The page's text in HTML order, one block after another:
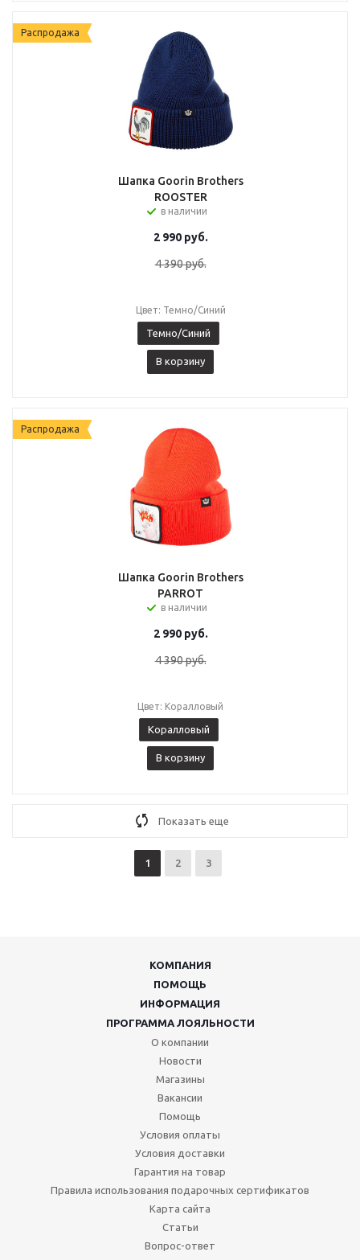
Распродажа
Шапка Goorin Brothers
ROOSTER
в наличии
2 990руб.
4 390руб.
Цвет: Темно/Синий
Темно/Синий
В корзину
Распродажа
Шапка Goorin Brothers
PARROT
в наличии
2 990руб.
4 390руб.
Цвет: Коралловый
Коралловый
В корзину
Показать еще
1 2 3
КОМПАНИЯ
ПОМОЩЬ
ИНФОРМАЦИЯ
ПРОГРАММА ЛОЯЛЬНОСТИ
О компании
Новости
Магазины
Вакансии
Помощь
Условия оплаты
Условия доставки
Гарантия на товар
Правила использования подарочных сертификатов
Карта сайта
Статьи
Вопрос-ответ